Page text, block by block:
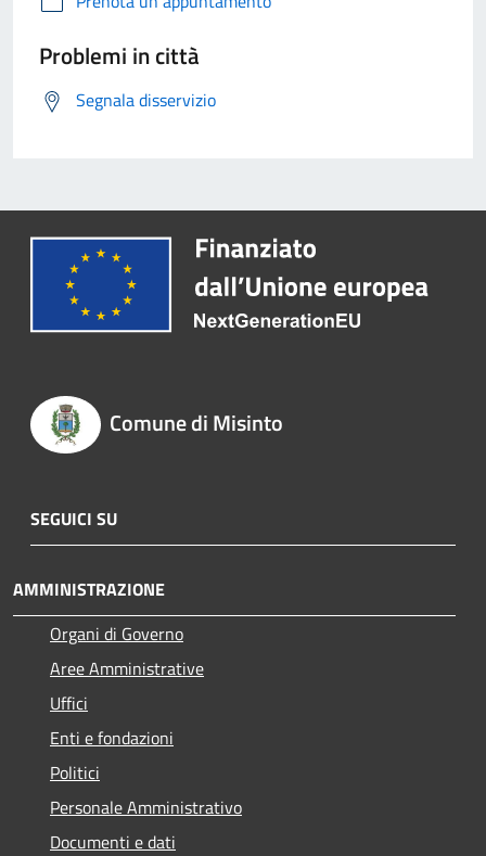
Problemi in città
Segnala disservizio
Comune di Misinto
SEGUICI SU
AMMINISTRAZIONE
Organi di Governo
Aree Amministrative
Uffici
Enti e fondazioni
Politici
Personale Amministrativo
Documenti e dati